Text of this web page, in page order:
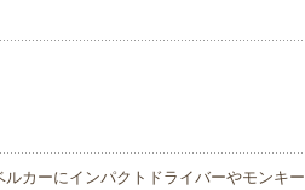
カーにインパクトドライバーやモンキー